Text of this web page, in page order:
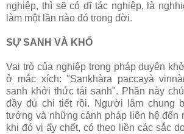
nghiệp, thì sẽ có dĩ tác nghiệp, là
làm một lần nào đó trong đời.
SỰ SANH VÀ KHỔ
Vai trò của nghiệp trong pháp duyên
ở mắc xích: "Sankhàra paccayà
sanh khởi thức tái sanh". Phần này
đầy đủ chi tiết rồi. Người lâm chung
tướng và những cảnh pháp liên hệ đến
khi đó vị ấy chết, có theo liền các sắc